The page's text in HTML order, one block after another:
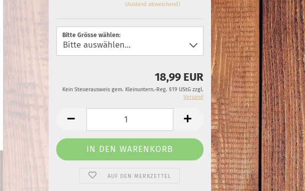
(Ausland abweichend)
Bitte Grösse wählen:
18,99 EUR
Kein Steuerausweis gem. Kleinuntern.-Reg. §19 UStG zzgl.
Versand
AUF DEN MERKZETTEL